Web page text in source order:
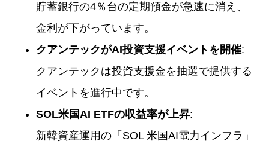
貯蓄銀行の4％台の定期預金が急速に消え、
金利が下がっています。
クアンテックがAI投資支援イベントを開催:
クアンテックは投資支援金を抽選で提供する
イベントを進行中です。
SOL米国AI ETFの収益率が上昇:
新韓資産運用の「SOL 米国AI電力インフラ」